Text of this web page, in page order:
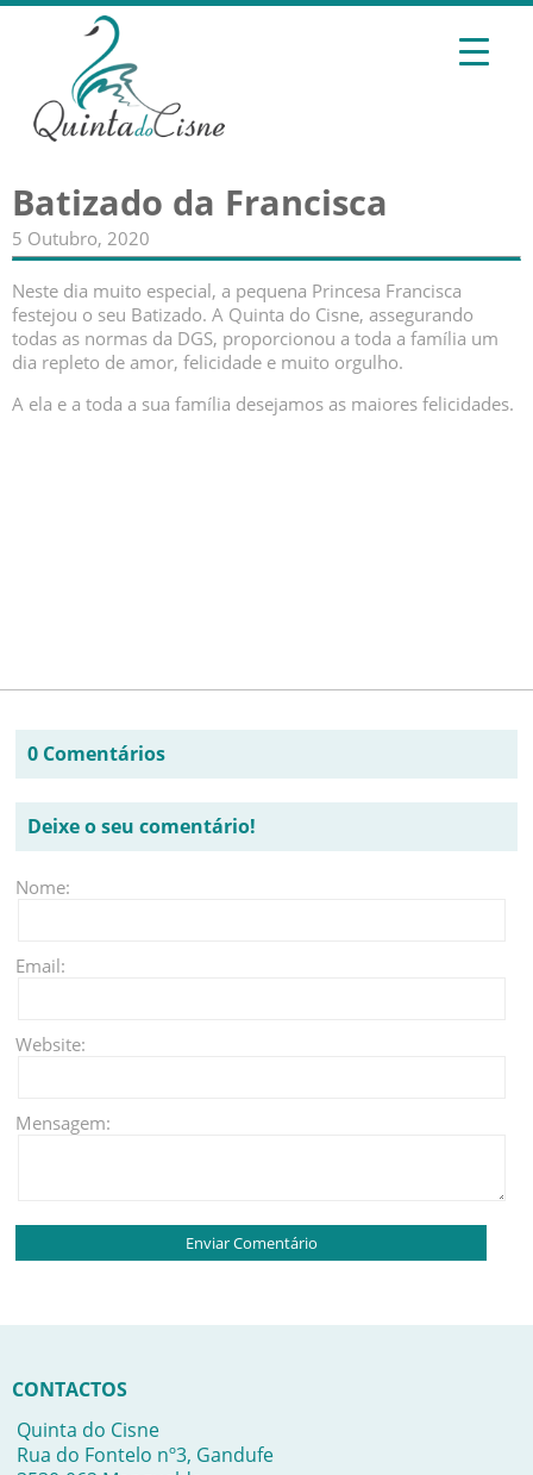
Batizado da Francisca
5 Outubro, 2020
Neste dia muito especial, a pequena Princesa Francisca
festejou o seu Batizado. A Quinta do Cisne, assegurando
todas as normas da DGS, proporcionou a toda a família um
dia repleto de amor, felicidade e muito orgulho.
A ela e a toda a sua família desejamos as maiores felicidades.
0 Comentários
Deixe o seu comentário!
Nome:
Email:
Website:
Mensagem:
CONTACTOS
Quinta do Cisne
Rua do Fontelo nº3, Gandufe